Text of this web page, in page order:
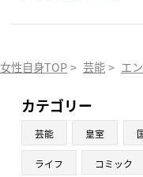
女性自身TOP > 芸能 > エ
カテゴリー
芸能 皇室
ライフ コミック